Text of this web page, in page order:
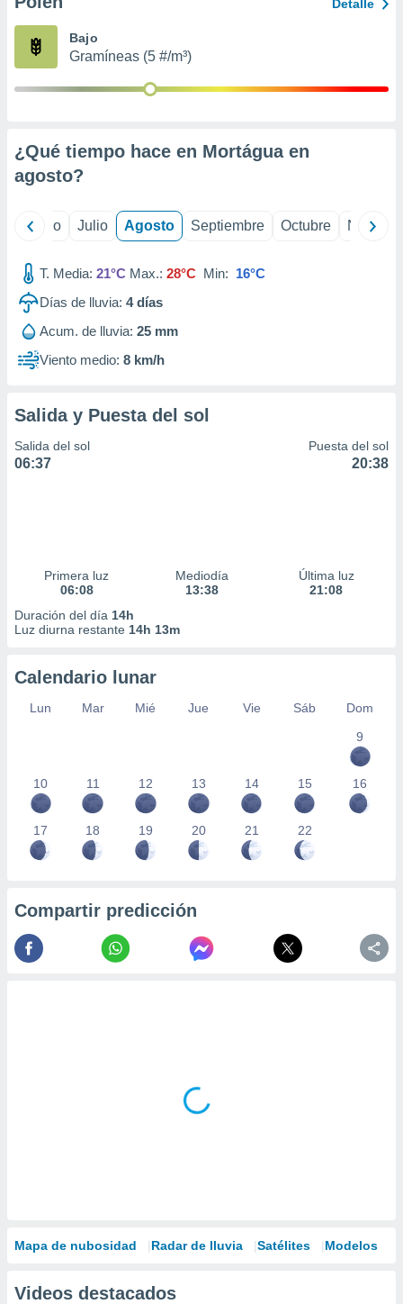
publicidad
1199
Detalle
Bajo
Gramíneas (5 #/m³)
¿Qué tiempo hace en Mortágua en
agosto?
Junio Julio Agosto Septiembre Octubre
T. Media: 21°C Max.: 28°C Min: 16°C
Días de lluvia: 4días
Acum. de lluvia: 25 mm
Viento medio: 8 km/h
Salida y Puesta del sol
Salida del sol
06:37
Puesta del sol
20:38
Primera luz
06:08
Mediodía
13:38
Última luz
21:08
Duración del día 14h
Luz diurna restante 14h 13m
Calendario lunar
Lun Mar Mié Jue Vie Sáb
Dom
9
10 11 12 13 14 15 16
17 18 19 20 21 22
Compartir predicción
Mapa de nubosidad Radar de lluvia Satélites Modelos
Videos destacados